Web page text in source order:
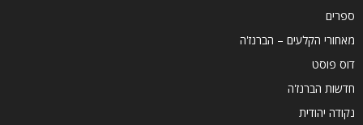
ספרים
מאחורי הקלעים – הברנז'ה
דוס פוסט
חדשות הברנז'ה
נקודה יהודית